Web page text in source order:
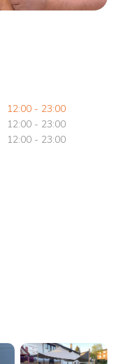
12:00 - 23:00
12:00 - 23:00
12:00 - 23:00